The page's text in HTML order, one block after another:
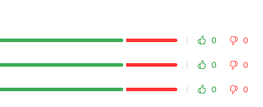
0 0
0 0
0 0